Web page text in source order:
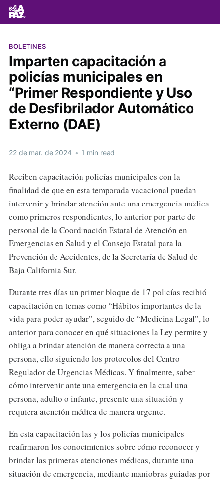
BOLETINES
Imparten capacitación a
policías municipales en
“Primer Respondiente y Uso
de Desfibrilador Automático
Externo (DAE)
22 de mar. de 2024 • 1 min read
Reciben capacitación policías municipales con la
finalidad de que en esta temporada vacacional puedan
intervenir y brindar atención ante una emergencia médica
como primeros respondientes, lo anterior por parte de
personal de la Coordinación Estatal de Atención en
Emergencias en Salud y el Consejo Estatal para la
Prevención de Accidentes, de la Secretaría de Salud de
Baja California Sur.
Durante tres días un primer bloque de 17 policías recibió
capacitación en temas como “Hábitos importantes de la
vida para poder ayudar”, seguido de “Medicina Legal”, lo
anterior para conocer en qué situaciones la Ley permite y
obliga a brindar atención de manera correcta a una
persona, ello siguiendo los protocolos del Centro
Regulador de Urgencias Médicas. Y finalmente, saber
cómo intervenir ante una emergencia en la cual una
persona, adulto o infante, presente una situación y
requiera atención médica de manera urgente.
En esta capacitación las y los policías municipales
reafirmaron los conocimientos sobre cómo reconocer y
brindar las primeras atenciones médicas, durante una
situación de emergencia, mediante maniobras guiadas por